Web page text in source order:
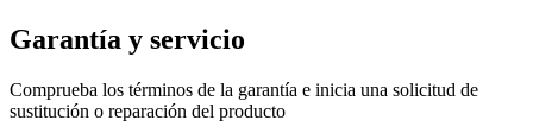
Garantía y servicio
Comprueba los términos de la garantía e inicia una solicitud de
sustitución o reparación del producto